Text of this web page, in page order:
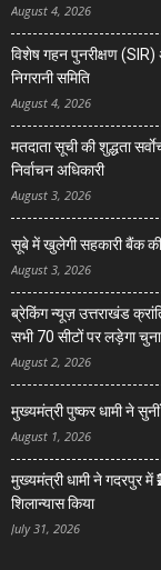
August 4, 2026
विशेष गहन पुनरीक्षण (SIR)
निगरानी समिति
August 4, 2026
मतदाता सूची की शुद्धता
निर्वाचन अधिकारी
August 3, 2026
सूबे में खुलेगी सहकारी बैंक
August 3, 2026
ब्रेकिंग न्यूज़ उत्तराखंड
सभी 70 सीटों पर लड़ेगा
August 2, 2026
मुख्यमंत्री पुष्कर धामी ने
August 1, 2026
मुख्यमंत्री धामी ने गदरपुर में
शिलान्यास किया
July 31, 2026